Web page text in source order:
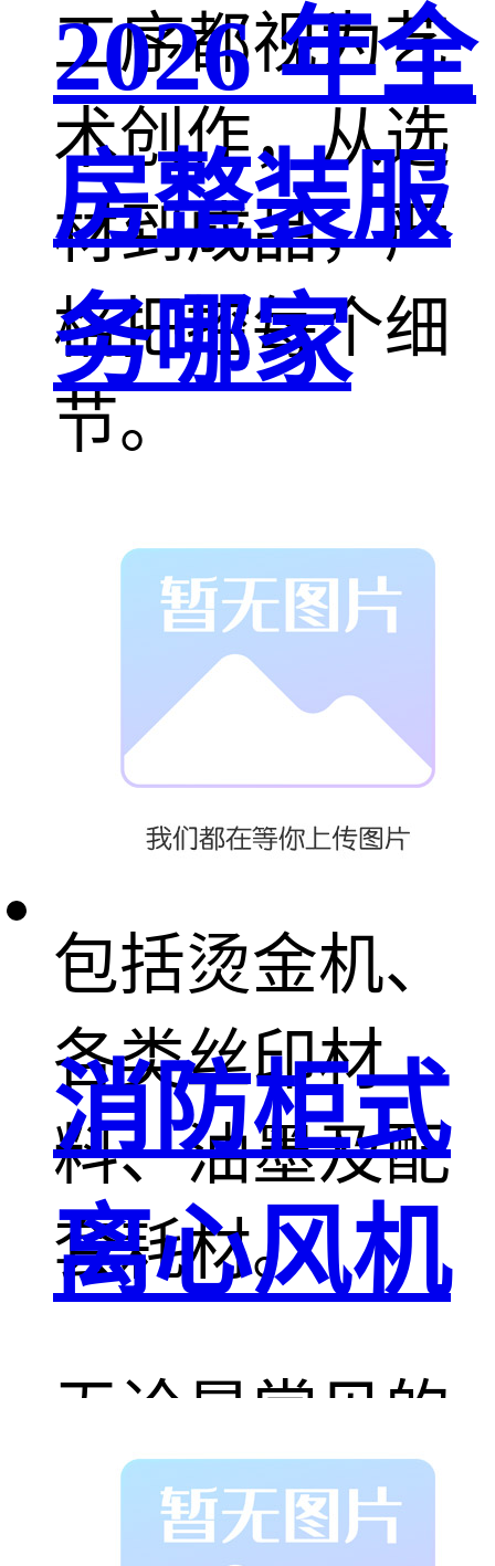
工序都视为艺
术创作，从选
材到成品，严
格把控每个细
节。
我们的服务涵
盖各款丝印移
印设备与辅助
工具的提供，
包括烫金机、
各类丝印材
料、油墨及配
套耗材。
无论是常见的
刮刮银、稀释
2026 年全
房整装服
务哪家
消防柜式
离心风机